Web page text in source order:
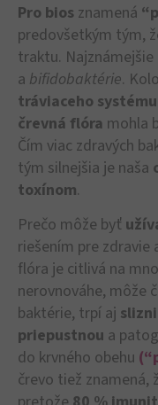
Pro bios znamená
predovšetkým tým,
traktu.
a bifidobaktérie.
tráviaceho systému
črevná flóra mohla
Čím viac zdravých
tým silnejšia je naša
toxínom.
Prečo môže byť
riešením pre zdravie
flóra je citlivá na
nerovnováhe, môže
baktérie, trpí aj
priepustnou a
do krvného obehu
črevo tiež znamená,